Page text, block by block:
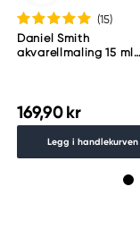
(15)
Daniel Smith
akvarellmaling 15 ml
169,90 kr
Legg i handlekurven